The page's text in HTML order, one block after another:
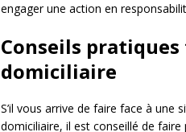
engager une action en
Conseils
domiciliaire
S’il vous arrive de faire face à
domiciliaire, il est conseillé de